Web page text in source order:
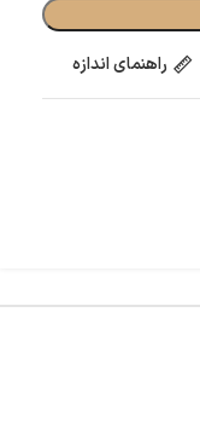
راهنمای اندازه